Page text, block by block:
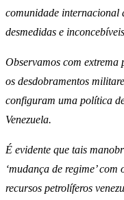
comunidade internacional
desmedidas e
Observamos com extrema
os desdobramentos
configuram uma política
Venezuela.
É evidente que tais
‘mudança de regime’
recursos petrolíferos